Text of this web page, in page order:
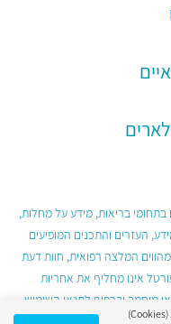
בתחומי בריאות, מידע על מחלות,
העזרים והתכנים המופיעים
המלצה רפואית, חוות דעת
אינו מחליף את אחריות
מוסמך ובכפוף לתנאי השימוש
האתר משתמש בעוגיות (Cookies)